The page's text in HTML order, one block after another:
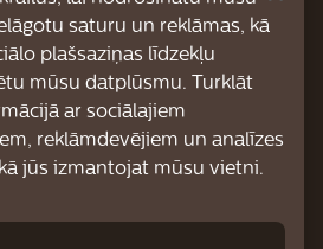
saturu un reklāmas, kā
plašsaziņas līdzekļu
mūsu datplūsmu. Turklāt
ar sociālajiem
reklāmdevējiem un analīzes
jūs izmantojat mūsu vietni.